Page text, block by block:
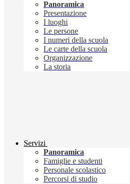
Panoramica
Presentazione
I luoghi
Le persone
I numeri della scuola
Le carte della scuola
Organizzazione
La storia
Servizi
Panoramica
Famiglie e studenti
Personale scolastico
Percorsi di studio